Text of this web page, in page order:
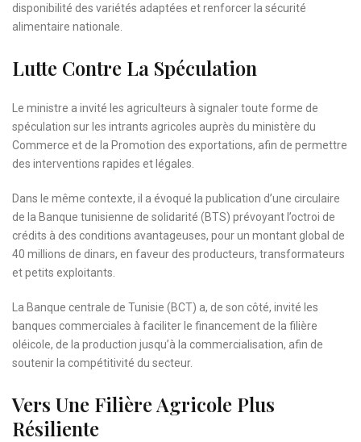
disponibilité des variétés adaptées et renforcer la sécurité
alimentaire nationale.
Lutte Contre La Spéculation
Le ministre a invité les agriculteurs à signaler toute forme de
spéculation sur les intrants agricoles auprès du ministère du
Commerce et de la Promotion des exportations, afin de permettre
des interventions rapides et légales.
Dans le même contexte, il a évoqué la publication d’une circulaire
de la Banque tunisienne de solidarité (BTS) prévoyant l’octroi de
crédits à des conditions avantageuses, pour un montant global de
40 millions de dinars, en faveur des producteurs, transformateurs
et petits exploitants.
La Banque centrale de Tunisie (BCT) a, de son côté, invité les
banques commerciales à faciliter le financement de la filière
oléicole, de la production jusqu’à la commercialisation, afin de
soutenir la compétitivité du secteur.
Vers Une Filière Agricole Plus
Résiliente